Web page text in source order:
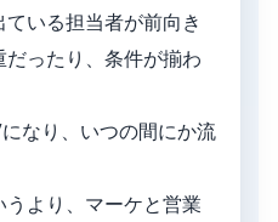
いる担当者が前向き
ったり、条件が揃わ
なり、いつの間にか流
より、マーケと営業